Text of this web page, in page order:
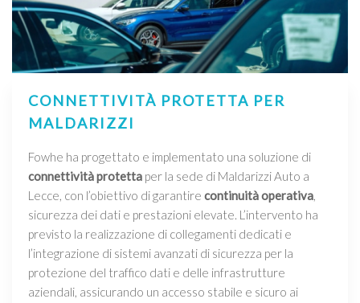
CONNETTIVITÀ PROTETTA PER
MALDARIZZI
Fowhe ha progettato e implementato una soluzione di
connettività protetta per la sede di Maldarizzi Auto a
Lecce, con l’obiettivo di garantire continuità operativa,
sicurezza dei dati e prestazioni elevate. L’intervento ha
previsto la realizzazione di collegamenti dedicati e
l’integrazione di sistemi avanzati di sicurezza per la
protezione del traffico dati e delle infrastrutture
aziendali, assicurando un accesso stabile e sicuro ai